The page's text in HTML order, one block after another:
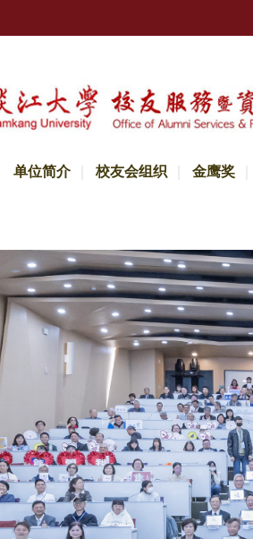
单位简介 校友会组织 金鹰奖